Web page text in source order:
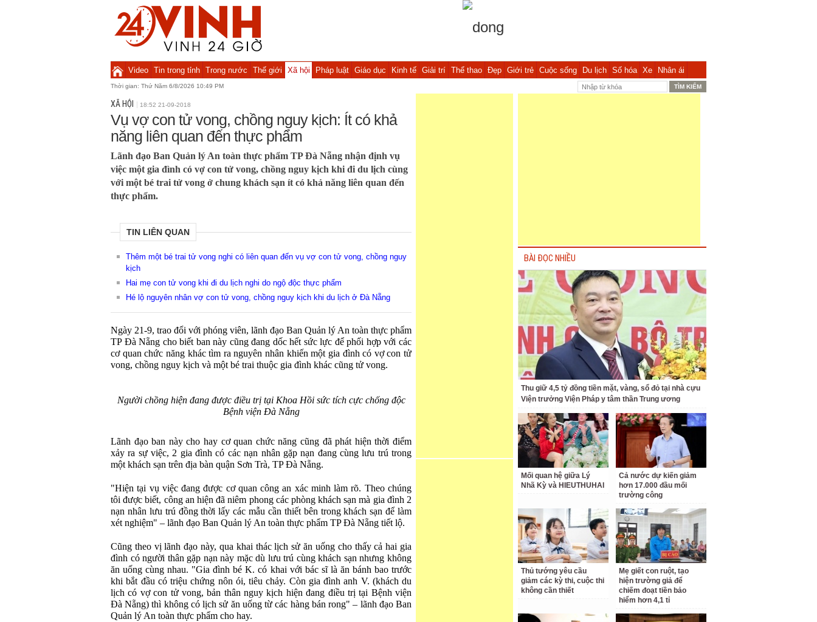
Video Tin trong tỉnh Trong nước Thế giới Xã hội Pháp luật Giáo dục Kinh tế Giải trí Thể thao Đẹp Giới trẻ Cuộc sống Du lịch Số hóa Xe Nhân ái
Thời gian: Thứ Năm 6/8/2026 10:49 PM
XÃ HỘI 18:52 21-09-2018
Vụ vợ con tử vong, chồng nguy kịch: Ít có khả
năng liên quan đến thực phẩm
Lãnh đạo Ban Quản lý An toàn thực phẩm TP Đà Nẵng nhận định vụ
việc một gia đình có vợ con tử vong, chồng nguy kịch khi đi du lịch cùng
với một bé trai tử vong ở chung khách sạn ít có khả năng liên quan đến
thực phẩm.
TIN LIÊN QUAN
Thêm một bé trai tử vong nghi có liên quan đến vụ vợ con tử vong, chồng nguy
kịch
Hai mẹ con tử vong khi đi du lịch nghi do ngộ độc thực phẩm
Hé lộ nguyên nhân vợ con tử vong, chồng nguy kịch khi du lịch ở Đà Nẵng
Ngày 21-9, trao đổi với phóng viên, lãnh đạo Ban Quản lý An toàn thực phẩm
TP Đà Nẵng cho biết ban này cũng đang dốc hết sức lực để phối hợp với các
cơ quan chức năng khác tìm ra nguyên nhân khiến một gia đình có vợ con tử
vong, chồng nguy kịch và một bé trai thuộc gia đình khác cũng tử vong.
Người chồng hiện đang được điều trị tại Khoa Hồi sức tích cực chống độc
Bệnh viện Đà Nẵng
Lãnh đạo ban này cho hay cơ quan chức năng cũng đã phát hiện thời điểm
xảy ra sự việc, 2 gia đình có các nạn nhân gặp nạn đang cùng lưu trú trong
một khách sạn trên địa bàn quận Sơn Trà, TP Đà Nẵng.
"Hiện tại vụ việc đang được cơ quan công an xác minh làm rõ. Theo chúng
tôi được biết, công an hiện đã niêm phong các phòng khách sạn mà gia đình 2
nạn nhân lưu trú đồng thời lấy các mẫu cần thiết bên trong khách sạn để làm
xét nghiệm" – lãnh đạo Ban Quản lý An toàn thực phẩm TP Đà Nẵng tiết lộ.
Cũng theo vị lãnh đạo này, qua khai thác lịch sử ăn uống cho thấy cả hai gia
đình có người thân gặp nạn này mặc dù lưu trú cùng khách sạn nhưng không
ăn uống cùng nhau. "Gia đình bé K. có khai với bác sĩ là ăn bánh bao trước
khi bắt đầu có triệu chứng nôn ói, tiêu chảy. Còn gia đình anh V. (khách du
lịch có vợ con tử vong, bản thân nguy kịch hiện đang điều trị tại Bệnh viện
Đà Nẵng) thì không có lịch sử ăn uống từ các hàng bán rong" – lãnh đạo Ban
Quản lý An toàn thực phẩm cho hay.
BÀI ĐỌC NHIỀU
Thu giữ 4,5 tỷ đồng tiền mặt, vàng, sổ đỏ tại nhà cựu
Viện trưởng Viện Pháp y tâm thần Trung ương
Mối quan hệ giữa Lý
Nhã Kỳ và HIEUTHUHAI
Cả nước dự kiến giảm
hơn 17.000 đầu mối
trường công
Thủ tướng yêu cầu
giảm các kỳ thi, cuộc thi
không cần thiết
Mẹ giết con ruột, tạo
hiện trường giả để
chiếm đoạt tiền bảo
hiểm hơn 4,1 tỉ